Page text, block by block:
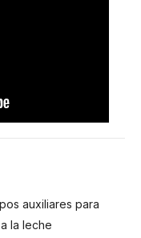
auxiliares para
la leche